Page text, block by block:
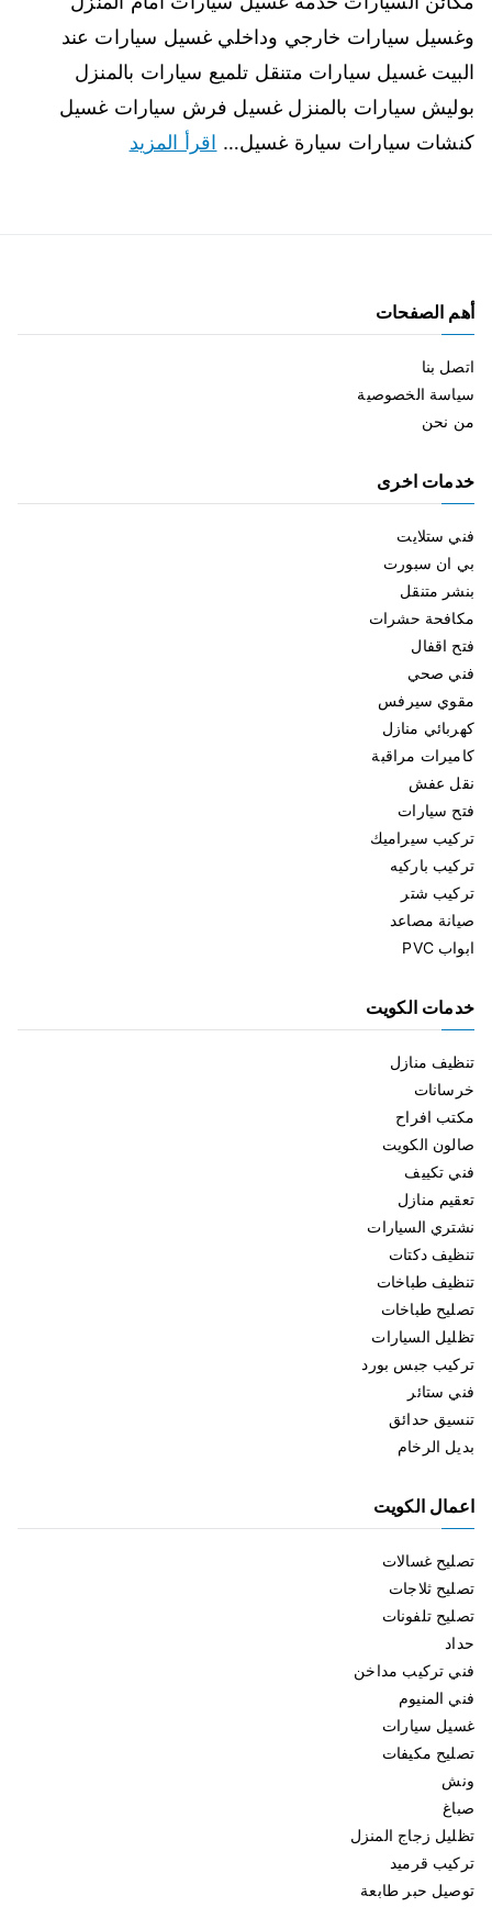
وغسيل سيارات خارجي وداخلي غسيل سيارات عند
البيت غسيل سيارات متنقل تلميع سيارات بالمنزل
بوليش سيارات بالمنزل غسيل فرش سيارات غسيل
كنشات سيارات سيارة غسيل… اقرأ المزيد
أهم الصفحات
اتصل بنا
سياسة الخصوصية
من نحن
خدمات اخرى
فني ستلايت
بي ان سبورت
بنشر متنقل
مكافحة حشرات
فتح اقفال
فني صحي
مقوي سيرفس
كهربائي منازل
كاميرات مراقبة
نقل عفش
فتح سيارات
تركيب سيراميك
تركيب باركيه
تركيب شتر
صيانة مصاعد
ابواب PVC
خدمات الكويت
تنظيف منازل
خرسانات
مكتب افراح
صالون الكويت
فني تكييف
تعقيم منازل
نشتري السيارات
تنظيف دكتات
تنظيف طباخات
تصليح طباخات
تظليل السيارات
تركيب جبس بورد
فني ستائر
تنسيق حدائق
بديل الرخام
اعمال الكويت
تصليح غسالات
تصليح ثلاجات
تصليح تلفونات
حداد
فني تركيب مداخن
فني المنيوم
غسيل سيارات
تصليح مكيفات
ونش
صباغ
تظليل زجاج المنزل
تركيب قرميد
توصيل حبر طابعة